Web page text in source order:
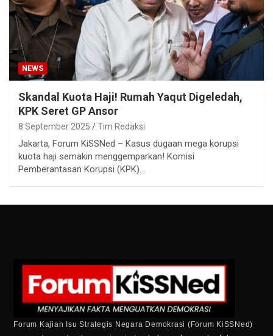
NEWS
Skandal Kuota Haji! Rumah Yaqut Digeledah,
KPK Seret GP Ansor
8 September 2025 Tim Redaksi
Jakarta, Forum KiSSNed – Kasus dugaan mega korupsi
kuota haji semakin menggemparkan! Komisi
Pemberantasan Korupsi (KPK)…
Forum Kajian Isu Strategis Negara Demokrasi (Forum KiSSNed)